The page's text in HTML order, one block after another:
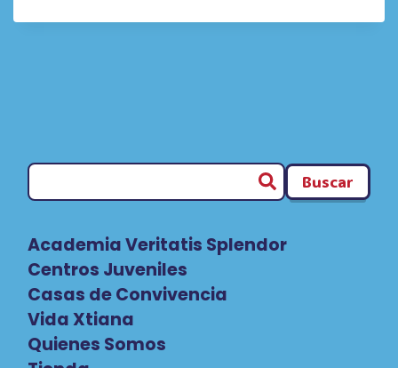
SOLVING
Buscar
Academia Veritatis Splendor
Centros Juveniles
Casas de Convivencia
Vida Xtiana
Quienes Somos